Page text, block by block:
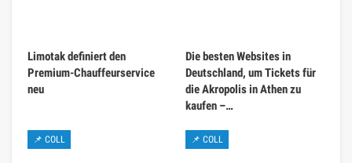
Limotak definiert den
Premium-Chauffeurservice
neu
Die besten Websites in
Deutschland, um Tickets für
die Akropolis in Athen zu
kaufen –…
📌 COLL 📌 COLL